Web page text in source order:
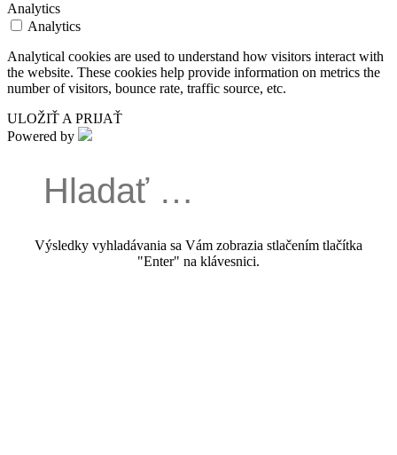
Analytics
Analytics
Analytical cookies are used to understand how visitors interact with
the website. These cookies help provide information on metrics the
number of visitors, bounce rate, traffic source, etc.
ULOŽIŤ A PRIJAŤ
Powered by
Výsledky vyhladávania sa Vám zobrazia stlačením tlačítka
"Enter" na klávesnici.